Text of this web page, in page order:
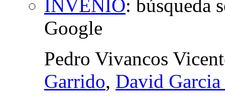
INVENIO: búsqueda
Google
Pedro Vivancos
Garrido, David